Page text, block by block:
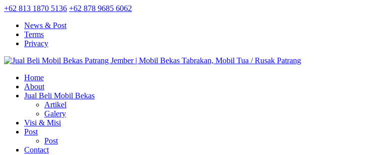
+62 813 1870 5136 +62 878 9685 6062
News & Post
Terms
Privacy
Home
About
Jual Beli Mobil Bekas
Artikel
Galery
Visi & Misi
Post
Post
Contact